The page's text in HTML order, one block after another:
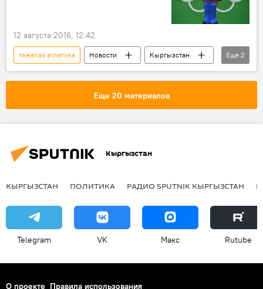
12 августа 2016, 12:42
тяжелая атлетика Новости
Кыргызстан
спорт
Иззат Артыков
Еще 2
Еще 20 материалов
Кыргызстан
КЫРГЫЗСТАН ПОЛИТИКА РАДИО SPUTNIK КЫРГЫЗСТАН
Telegram VK Макс Rutube
О проекте Правила использования